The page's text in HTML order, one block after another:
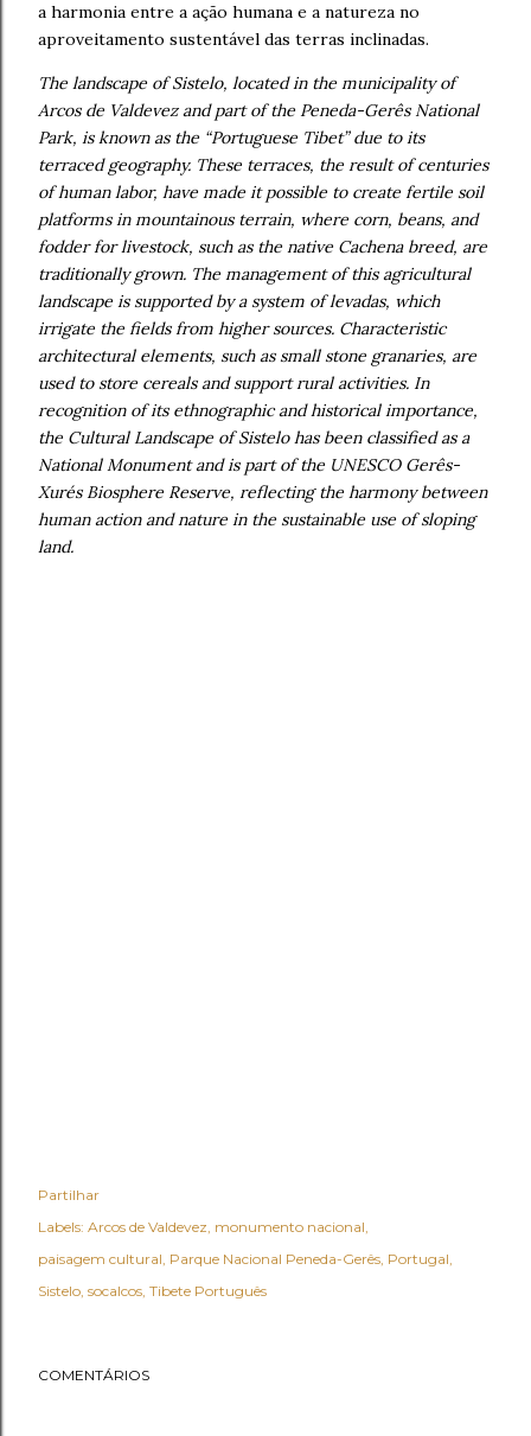
a harmonia entre a ação humana e a natureza no
aproveitamento sustentável das terras inclinadas.
The landscape of Sistelo, located in the municipality of
Arcos de Valdevez and part of the Peneda-Gerês National
Park, is known as the “Portuguese Tibet” due to its
terraced geography. These terraces, the result of centuries
of human labor, have made it possible to create fertile soil
platforms in mountainous terrain, where corn, beans, and
fodder for livestock, such as the native Cachena breed, are
traditionally grown. The management of this agricultural
landscape is supported by a system of levadas, which
irrigate the fields from higher sources. Characteristic
architectural elements, such as small stone granaries, are
used to store cereals and support rural activities. In
recognition of its ethnographic and historical importance,
the Cultural Landscape of Sistelo has been classified as a
National Monument and is part of the UNESCO Gerês-
Xurés Biosphere Reserve, reflecting the harmony between
human action and nature in the sustainable use of sloping
land.
Partilhar
Labels: Arcos de Valdevez monumento nacional
paisagem cultural Parque Nacional Peneda-Gerês Portugal
Sistelo socalcos Tibete Português
COMENTÁRIOS